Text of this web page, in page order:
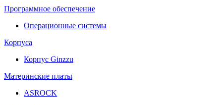
Программное обеспечение
Операционные системы
Корпуса
Корпус Ginzzu
Материнские платы
ASROCK